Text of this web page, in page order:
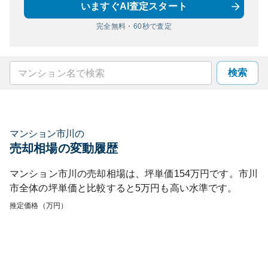
いますぐAI査定スタート
完全無料・60秒で査定
検索
マンション市川 の
売却相場の変動履歴
マンション市川の売却相場は、坪単価154万円です。 市川
市全体の坪単価と比較すると5万円も高い水準です。
推定価格（万円）